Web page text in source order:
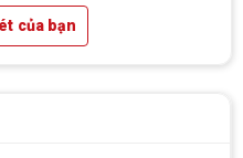
của bạn
game PC huyền thoại gắn liền
của game thủ Việt vào những